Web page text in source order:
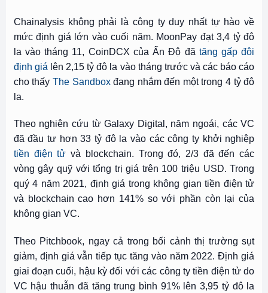
Chainalysis không phải là công ty duy nhất tự hào về
mức định giá lớn vào cuối năm. MoonPay đạt 3,4 tỷ đô
la vào tháng 11, CoinDCX của Ấn Độ đã tăng gấp đôi
định giá lên 2,15 tỷ đô la vào tháng trước và các báo cáo
cho thấy The Sandboxđang nhắm đến một trong 4 tỷ đô
la.
Theo nghiên cứu từ Galaxy Digital, năm ngoái, các VC
đã đầu tư hơn 33 tỷ đô la vào các công ty khởi nghiệp
tiền điện tử và blockchain. Trong đó, 2/3 đã đến các
vòng gây quỹ với tổng trị giá trên 100 triệu USD. Trong
quý 4 năm 2021, định giá trong không gian tiền điện tử
và blockchain cao hơn 141% so với phần còn lại của
không gian VC.
Theo Pitchbook, ngay cả trong bối cảnh thị trường sụt
giảm, định giá vẫn tiếp tục tăng vào năm 2022. Định giá
giai đoạn cuối, hậu kỳ đối với các công ty tiền điện tử do
VC hậu thuẫn đã tăng trung bình 91% lên 3,95 tỷ đô la